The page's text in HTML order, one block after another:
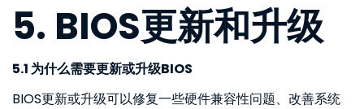
5. BIOS更新和升级
5.1 为什么需要更新或升级BIOS
BIOS更新或升级可以修复一些硬件兼容性问题、改善系统